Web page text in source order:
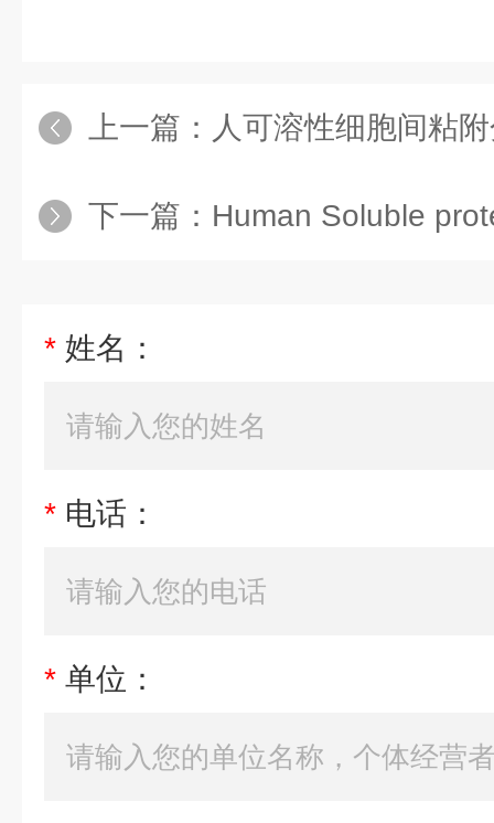
上一篇： 人可溶性细胞间粘附分子
下一篇： Human Soluble
* 姓名：
* 电话：
* 单位：